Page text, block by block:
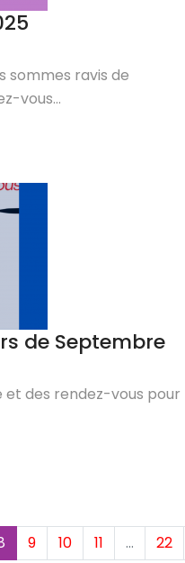
sommes ravis de
vous...
de Septembre
des rendez-vous pour
(current)
9 10 11 … 22